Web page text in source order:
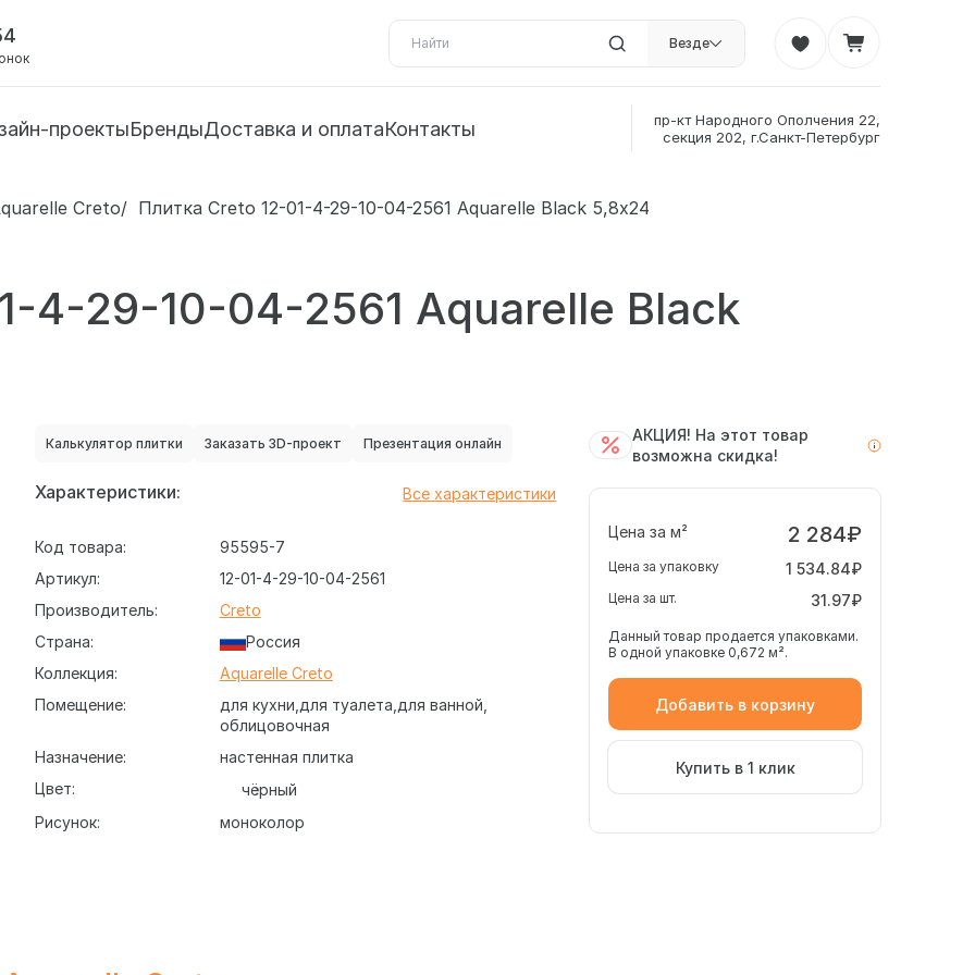
Везде
проектыБрендыДоставка и оплатаКонтакты
пр-кт Народного Ополчения 22,
секция 202, г.Санкт-Петербург
Creto Плитка Creto 12-01-4-29-10-04-2561 Aquarelle Black 5,8х24
4-29-10-04-2561 Aquarelle Black
Калькулятор плитки Заказать 3D-проект Презентация онлайн
Характеристики:
Код товара:
95595-7
Артикул:
12-01-4-29-10-04-2561
Производитель:
Creto
Страна:
Россия
Коллекция:
Aquarelle Creto
Помещение:
для кухни для туалета для ванной
облицовочная
Назначение:
настенная плитка
Цвет:
чёрный
Рисунок:
моноколор
Все характеристики
АКЦИЯ! На этот товар
возможна скидка!
Цена за м² 2 284₽
Цена за упаковку 1 534.84₽
Цена за шт. 31.97₽
Данный товар продается упаковками.
В одной упаковке 0,672 м².
Добавить в корзину
Купить в 1 клик